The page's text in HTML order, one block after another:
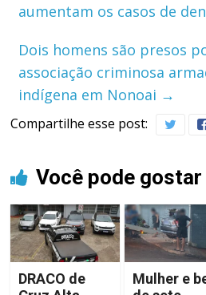
aumentam os casos de
Dois homens são presos
associação criminosa
indígena em Nonoai →
Compartilhe esse post:
Você pode
DRACO de
Mulher e